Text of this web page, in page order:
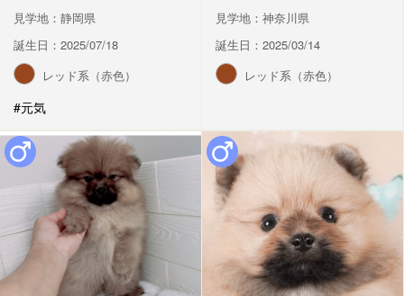
見学地：静岡県
誕生日：2025/07/18
レッド系（赤色）
#元気
見学地：神奈川県
誕生日：2025/03/14
レッド系（赤色）